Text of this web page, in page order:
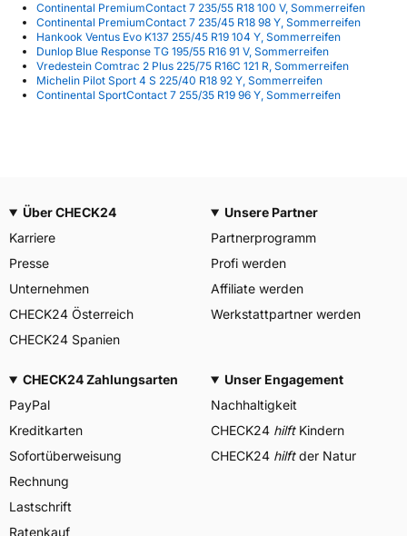
Continental PremiumContact 7 235/55 R18 100 V, Sommerreifen
Continental PremiumContact 7 235/45 R18 98 Y, Sommerreifen
Hankook Ventus Evo K137 255/45 R19 104 Y, Sommerreifen
Dunlop Blue Response TG 195/55 R16 91 V, Sommerreifen
Vredestein Comtrac 2 Plus 225/75 R16C 121 R, Sommerreifen
Michelin Pilot Sport 4 S 225/40 R18 92 Y, Sommerreifen
Continental SportContact 7 255/35 R19 96 Y, Sommerreifen
Über CHECK24
Karriere
Presse
Unternehmen
CHECK24 Österreich
CHECK24 Spanien
Unsere Partner
Partnerprogramm
Profi werden
Affiliate werden
Werkstattpartner werden
CHECK24 Zahlungsarten
PayPal
Kreditkarten
Sofortüberweisung
Rechnung
Lastschrift
Ratenkauf
Unser Engagement
Nachhaltigkeit
CHECK24 hilftKindern
CHECK24 hilftder Natur